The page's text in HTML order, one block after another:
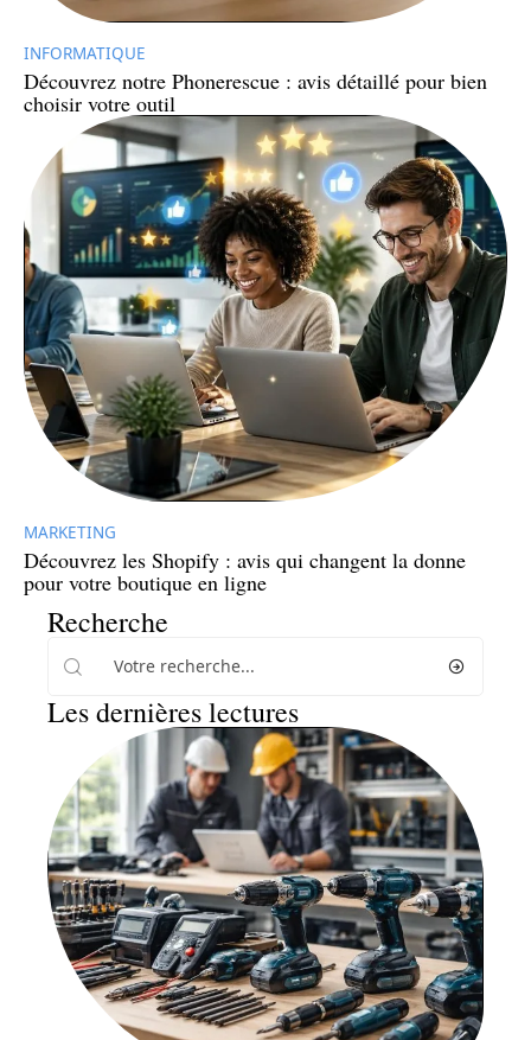
INFORMATIQUE
Découvrez notre Phonerescue : avis détaillé pour bien
choisir votre outil
MARKETING
Découvrez les Shopify : avis qui changent la donne
pour votre boutique en ligne
Recherche
Les dernières lectures